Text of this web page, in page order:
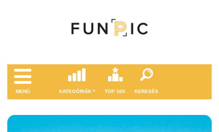
MENÜ KATEGÓRIÁK TOP 100 KERESÉS